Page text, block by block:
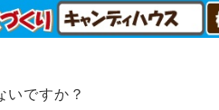
いですか？